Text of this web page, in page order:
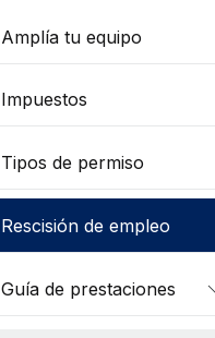
Amplía tu equipo
Impuestos
Tipos de permiso
Rescisión de empleo
Guía de prestaciones